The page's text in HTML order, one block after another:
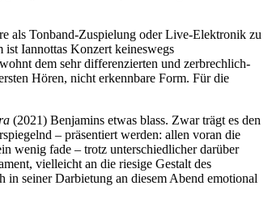
als Tonband-Zuspielung oder Live-Elektronik zu
Iannottas Konzert keineswegs
dem sehr differenzierten und zerbrechlich-
Hören, nicht erkennbare Form. Für die
(2021) Benjamins etwas blass. Zwar trägt es den
– präsentiert werden: allen voran die
wenig fade – trotz unterschiedlicher darüber
vielleicht an die riesige Gestalt des
seiner Darbietung an diesem Abend emotional